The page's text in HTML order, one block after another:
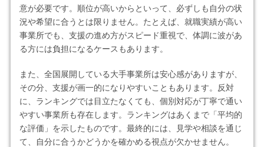
意が必要です。順位が高いからといって、必ずしも自分の状
況や希望に合うとは限りません。たとえば、就職実績が高い
事業所でも、支援の進め方がスピード重視で、体調に波があ
る方には負担になるケースもあります。
また、全国展開している大手事業所は安心感がありますが、
その分、支援が画一的になりやすいこともあります。反対
に、ランキングでは目立たなくても、個別対応が丁寧で通い
やすい事業所も存在します。ランキングはあくまで「平均的
な評価」を示したものです。最終的には、見学や相談を通じ
て、自分に合うかどうかを確かめる視点が欠かせません。